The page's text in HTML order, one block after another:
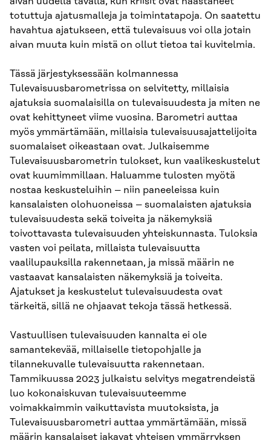
totuttuja ajatusmalleja ja toimintatapoja. On saatettu
havahtua ajatukseen, että tulevaisuus voi olla jotain
aivan muuta kuin mistä on ollut tietoa tai kuvitelmia.
Tässä järjestyksessään kolmannessa
Tulevaisuusbarometrissa on selvitetty, millaisia
ajatuksia suomalaisilla on tulevaisuudesta ja miten ne
ovat kehittyneet viime vuosina. Barometri auttaa
myös ymmärtämään, millaisia tulevaisuusajattelijoita
suomalaiset oikeastaan ovat. Julkaisemme
Tulevaisuusbarometrin tulokset, kun vaalikeskustelut
ovat kuumimmillaan. Haluamme tulosten myötä
nostaa keskusteluihin – niin paneeleissa kuin
kansalaisten olohuoneissa – suomalaisten ajatuksia
tulevaisuudesta sekä toiveita ja näkemyksiä
toivottavasta tulevaisuuden yhteiskunnasta. Tuloksia
vasten voi peilata, millaista tulevaisuutta
vaalilupauksilla rakennetaan, ja missä määrin ne
vastaavat kansalaisten näkemyksiä ja toiveita.
Ajatukset ja keskustelut tulevaisuudesta ovat
tärkeitä, sillä ne ohjaavat tekoja tässä hetkessä.
Vastuullisen tulevaisuuden kannalta ei ole
samantekevää, millaiselle tietopohjalle ja
tilannekuvalle tulevaisuutta rakennetaan.
Tammikuussa 2023 julkaistu selvitys megatrendeistä
luo kokonaiskuvan tulevaisuuteemme
voimakkaimmin vaikuttavista muutoksista, ja
Tulevaisuusbarometri auttaa ymmärtämään, missä
määrin kansalaiset jakavat yhteisen ymmärryksen